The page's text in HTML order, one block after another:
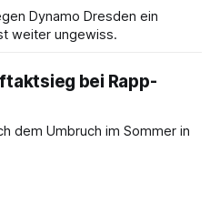
Dynamo Dresden ein
weiter ungewiss.
bei Rapp-
dem Umbruch im Sommer in